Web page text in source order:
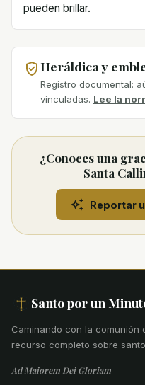
pueden brillar.
Heráldica y
Registro documental:
vinculadas. Lee la
¿Conoces una
Santa
Reportar
Santo por un
Caminando con la comunión
recurso completo sobre
Ad Maiorem Dei Gloriam